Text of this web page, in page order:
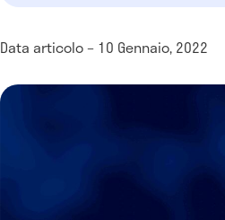
Data articolo – 10 Gennaio, 2022